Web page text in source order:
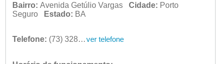
Bairro: Avenida Getúlio Vargas Cidade: Porto
Seguro
Estado: BA
Telefone: (73) 3288-4273 ver telefone